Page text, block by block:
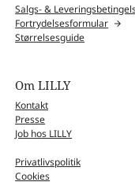
Salgs- &
Fortrydelsesformular
Størrelsesguide
Om LILLY
Kontakt
Presse
Job hos LILLY
Privatlivspolitik
Cookies